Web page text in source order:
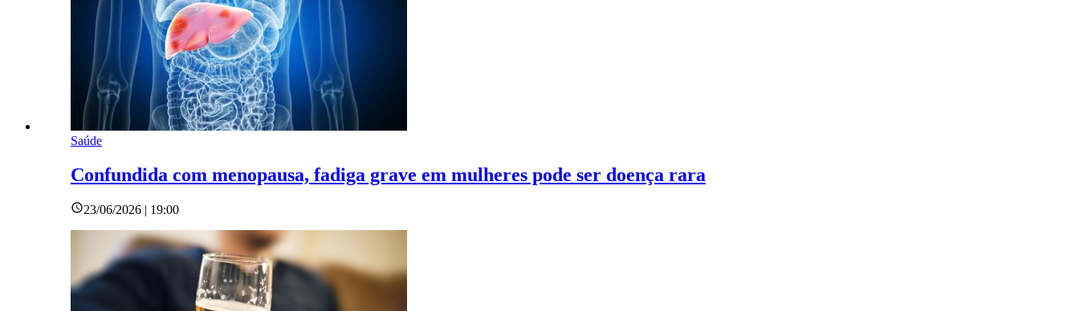
Saúde
Confundida com menopausa, fadiga grave em mulheres pode ser doença rara
23/06/2026 | 19:00